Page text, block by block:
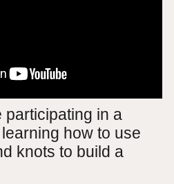
participating in a
how to use
knots to build a